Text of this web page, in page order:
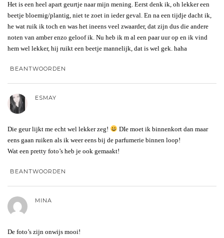
Het is een heel apart geurtje naar mijn mening. Eerst denk ik, oh lekker een
beetje bloemig/plantig, niet te zoet in ieder geval. En na een tijdje dacht ik,
he wat ruik ik toch en was het ineens veel zwaarder, dat zijn dus die andere
noten van amber enzo geloof ik. Nu heb ik m al een paar uur op en ik vind
hem wel lekker, hij ruikt een beetje mannelijk, dat is wel gek. haha
BEANTWOORDEN
ESMAY
Die geur lijkt me echt wel lekker zeg!
DIe moet ik binnenkort dan maar
eens gaan ruiken als ik weer eens bij de parfumerie binnen loop!
Wat een pretty foto’s heb je ook gemaakt!
BEANTWOORDEN
MINA
De foto’s zijn onwijs mooi!